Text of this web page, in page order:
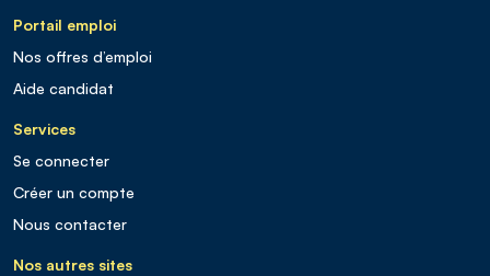
Portail emploi
Nos offres d’emploi
Aide candidat
Services
Se connecter
Créer un compte
Nous contacter
Nos autres sites